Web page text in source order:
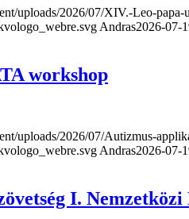
uploads/2026/07/XIV.-Leo-
Andras2026-07-
workshop
uploads/2026/07/Autizmus-
Andras2026-07-
I.